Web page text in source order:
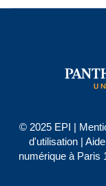
© 2025 EPI |
d'utilisation|
numérique à Paris